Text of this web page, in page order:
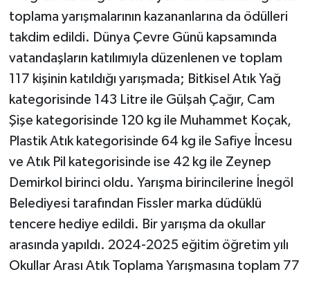
toplama yarışmalarının kazananlarına da ödülleri
takdim edildi. Dünya Çevre Günü kapsamında
vatandaşların katılımıyla düzenlenen ve toplam
117 kişinin katıldığı yarışmada; Bitkisel Atık Yağ
kategorisinde 143 Litre ile Gülşah Çağır, Cam
Şişe kategorisinde 120 kg ile Muhammet Koçak,
Plastik Atık kategorisinde 64 kg ile Safiye İncesu
ve Atık Pil kategorisinde ise 42 kg ile Zeynep
Demirkol birinci oldu. Yarışma birincilerine İnegöl
Belediyesi tarafından Fissler marka düdüklü
tencere hediye edildi. Bir yarışma da okullar
arasında yapıldı. 2024-2025 eğitim öğretim yılı
Okullar Arası Atık Toplama Yarışmasına toplam 77